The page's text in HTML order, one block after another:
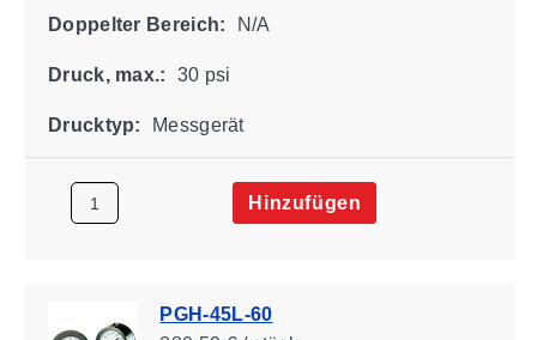
Doppelter Bereich: N/A
Druck, max.: 30 psi
Drucktyp: Messgerät
Hinzufügen
PGH-45L-60